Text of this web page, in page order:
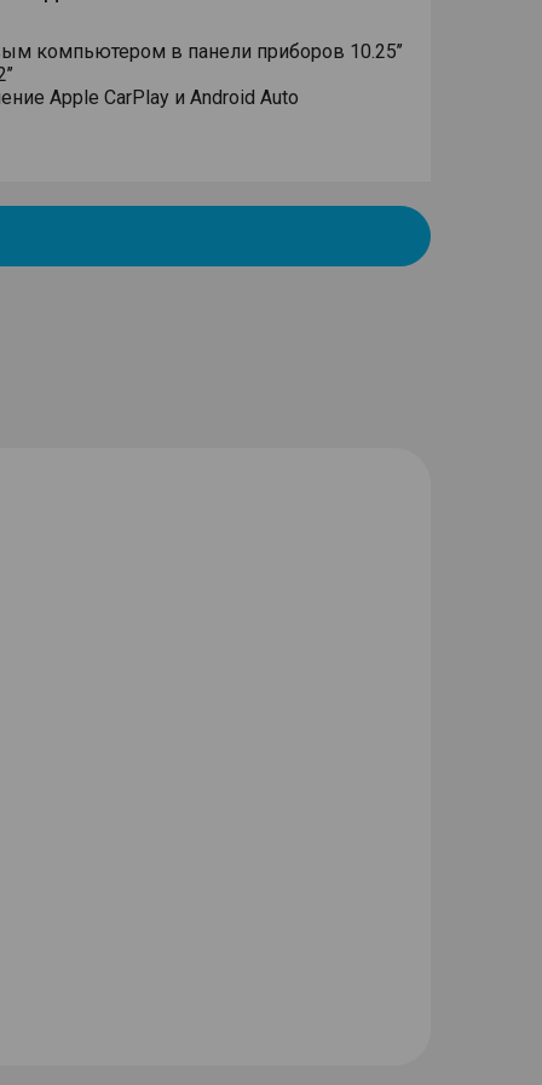
компьютером в панели приборов 10.25’’
Apple CarPlay и Android Auto